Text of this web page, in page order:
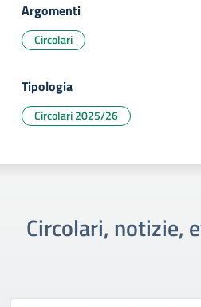
Argomenti
Circolari
Tipologia
Circolari 2025/26
Circolari, notizie,